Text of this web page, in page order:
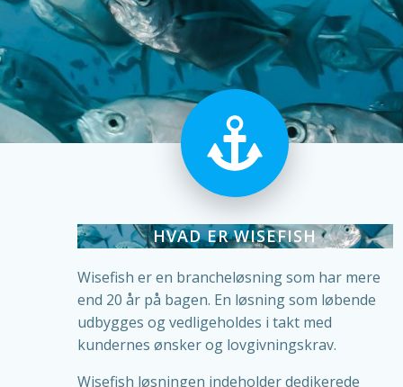
HVAD ER WISEFISH
Wisefish er en brancheløsning som har mere
end 20 år på bagen. En løsning som løbende
udbygges og vedligeholdes i takt med
kundernes ønsker og lovgivningskrav.
Wisefish løsningen indeholder dedikerede